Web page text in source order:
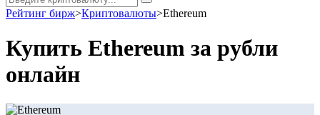
Рейтинг бирж>Криптовалюты>Ethereum
Купить Ethereum за рубли
онлайн